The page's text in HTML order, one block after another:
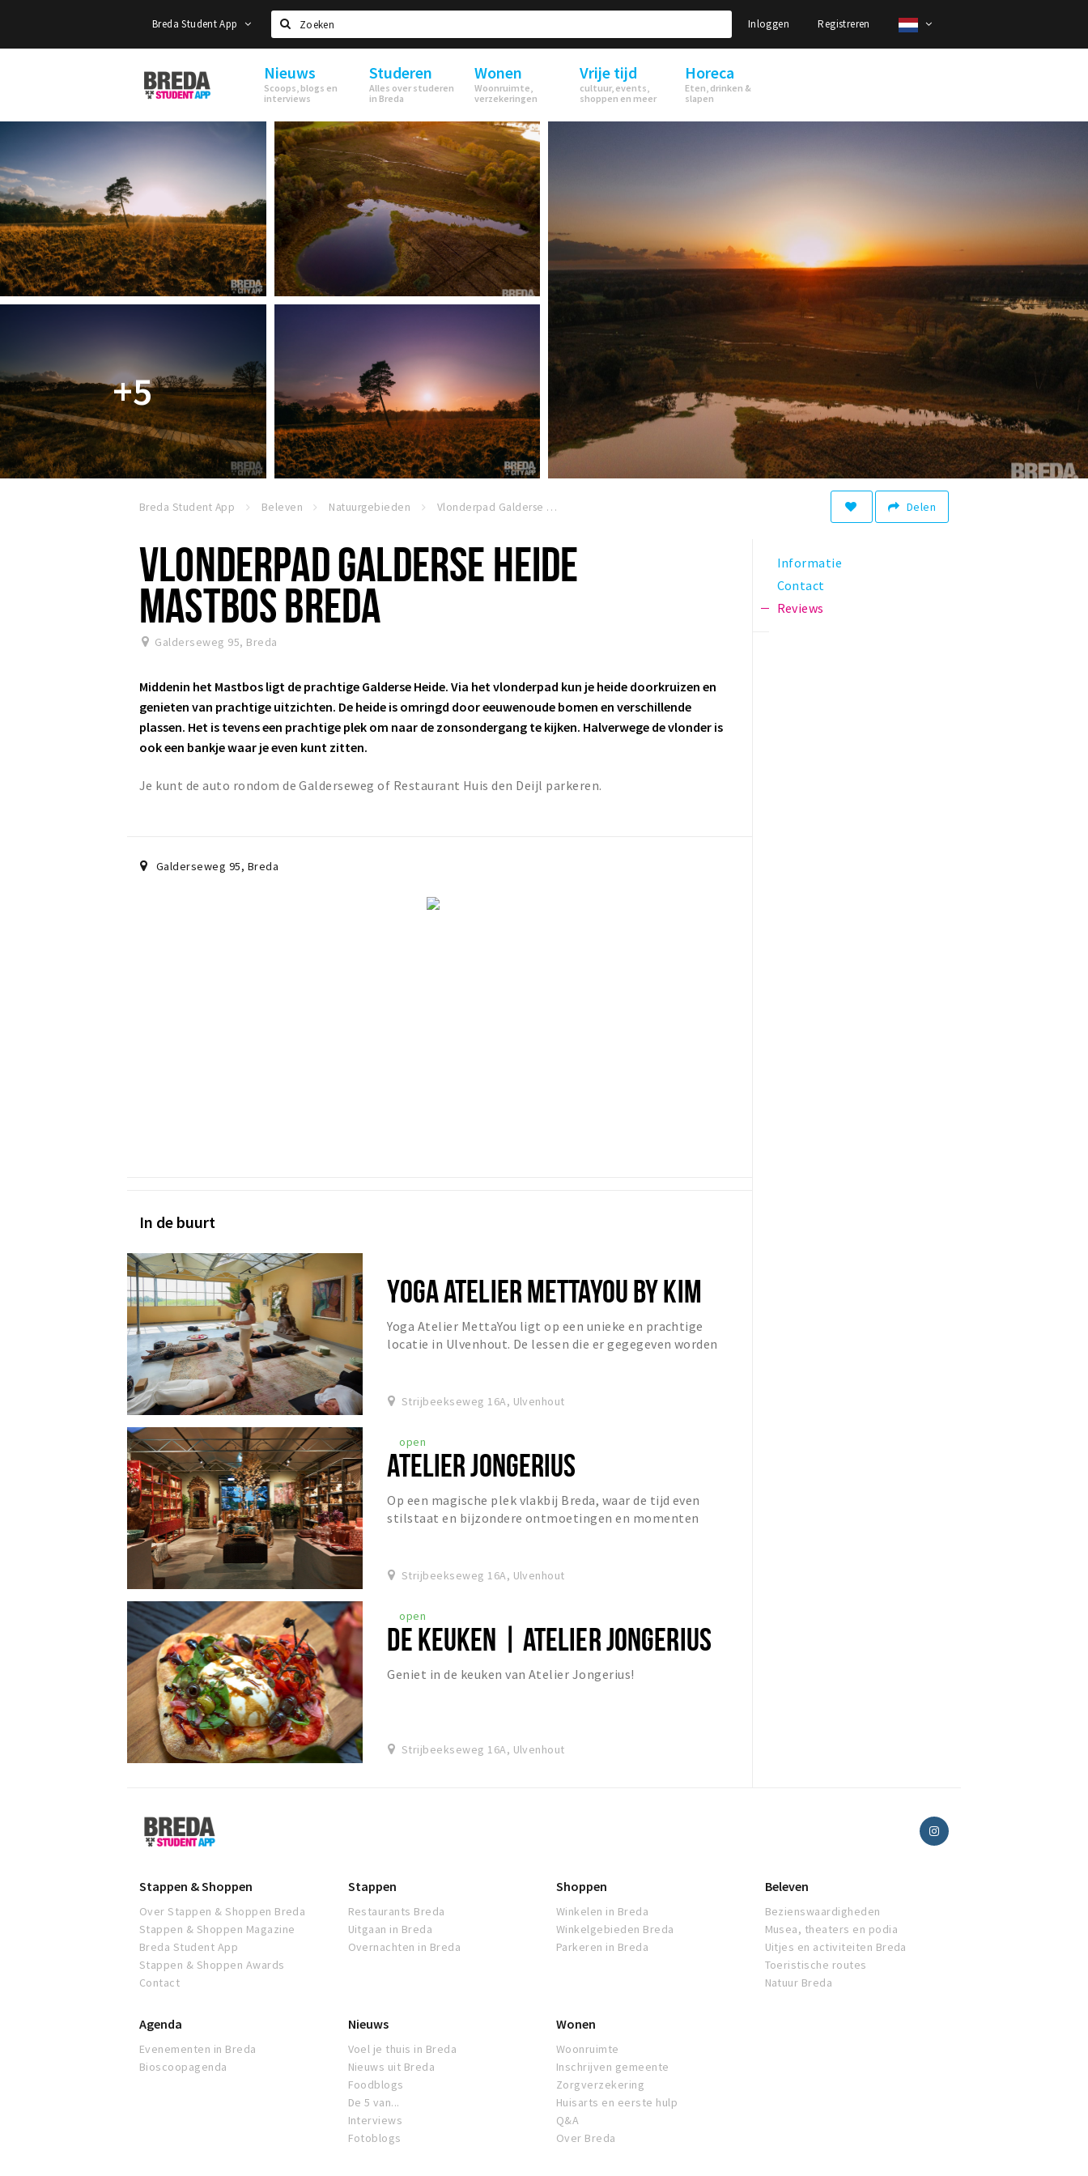
Breda Student App
Zoeken
Inloggen Registreren
Breda
Student
Nieuws
Scoops, blogs en
interviews
Studeren
Alles over studeren
in Breda
Wonen
Woonruimte,
verzekeringen
Vrije tijd
cultuur, events,
shoppen en meer
Horeca
Eten, drinken &
slapen
+5
Breda Student App Beleven Natuurgebieden Vlonderpad Galderse Heide Mastbos Breda Delen
VLONDERPAD GALDERSE HEIDE
MASTBOS BREDA
Galderseweg 95, Breda
Middenin het Mastbos ligt de prachtige Galderse Heide. Via het vlonderpad kun je heide doorkruizen en
genieten van prachtige uitzichten. De heide is omringd door eeuwenoude bomen en verschillende
plassen. Het is tevens een prachtige plek om naar de zonsondergang te kijken. Halverwege de vlonder is
ook een bankje waar je even kunt zitten.
Je kunt de auto rondom de Galderseweg of Restaurant Huis den Deijl parkeren.
Galderseweg 95, Breda
In de buurt
YOGA ATELIER METTAYOU BY KIM
Yoga Atelier MettaYou ligt op een unieke en prachtige
locatie in Ulvenhout. De lessen die er gegegeven worden
Strijbeekseweg 16A, Ulvenhout
open
ATELIER JONGERIUS
Op een magische plek vlakbij Breda, waar de tijd even
stilstaat en bijzondere ontmoetingen en momenten
Strijbeekseweg 16A, Ulvenhout
open
DE KEUKEN | ATELIER JONGERIUS
Geniet in de keuken van Atelier Jongerius!
Strijbeekseweg 16A, Ulvenhout
Informatie
Contact
Reviews
Breda
Student
App
Stappen & Shoppen
Over Stappen & Shoppen Breda
Stappen & Shoppen Magazine
Breda Student App
Stappen & Shoppen Awards
Contact
Stappen
Restaurants Breda
Uitgaan in Breda
Overnachten in Breda
Shoppen
Winkelen in Breda
Winkelgebieden Breda
Parkeren in Breda
Beleven
Bezienswaardigheden
Musea, theaters en podia
Uitjes en activiteiten Breda
Toeristische routes
Natuur Breda
Agenda
Evenementen in Breda
Bioscoopagenda
Nieuws
Voel je thuis in Breda
Nieuws uit Breda
Foodblogs
De 5 van...
Interviews
Fotoblogs
Wonen
Woonruimte
Inschrijven gemeente
Zorgverzekering
Huisarts en eerste hulp
Q&A
Over Breda